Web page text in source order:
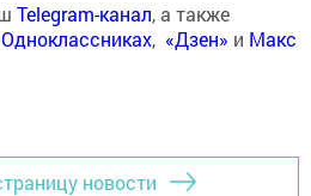
Telegram-канал, а также
Одноклассниках, «Дзен» и Макс
новости